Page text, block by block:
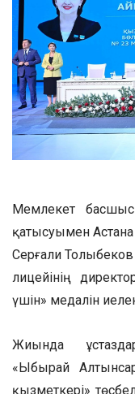
Мемлекет
қатысуымен
Серғали
лицейінің
үшін» медалін
Жиында
«Ыбырай
қызметкері»